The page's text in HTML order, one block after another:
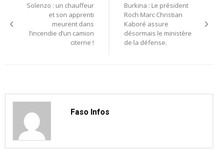
l’article
Solenzo : un chauffeur
et son apprenti
meurent dans
l’incendie d’un camion
citerne !
Burkina : Le président
Roch Marc Christian
Kaboré assure
désormais le ministère
de la défense.
Faso Infos